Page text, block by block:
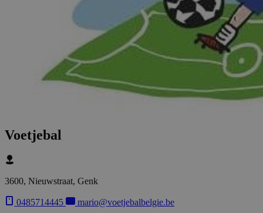
Voetjebal
3600, Nieuwstraat, Genk
0485714445 mario@voetjebalbelgie.be